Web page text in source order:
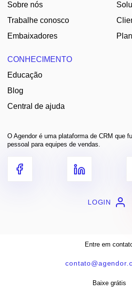
Sobre nós
Trabalhe conosco
Embaixadores
CONHECIMENTO
Educação
Blog
Central de ajuda
O Agendor é uma plataforma de CRM que
pessoal para equipes de vendas.
LOGIN
Entre em
Baixe grátis